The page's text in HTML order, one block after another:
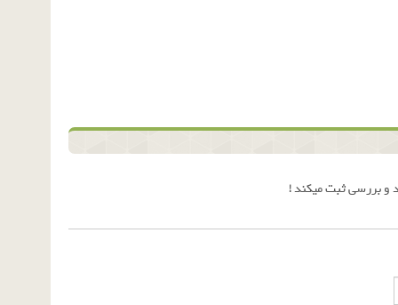
و بررسی ثبت میکند !